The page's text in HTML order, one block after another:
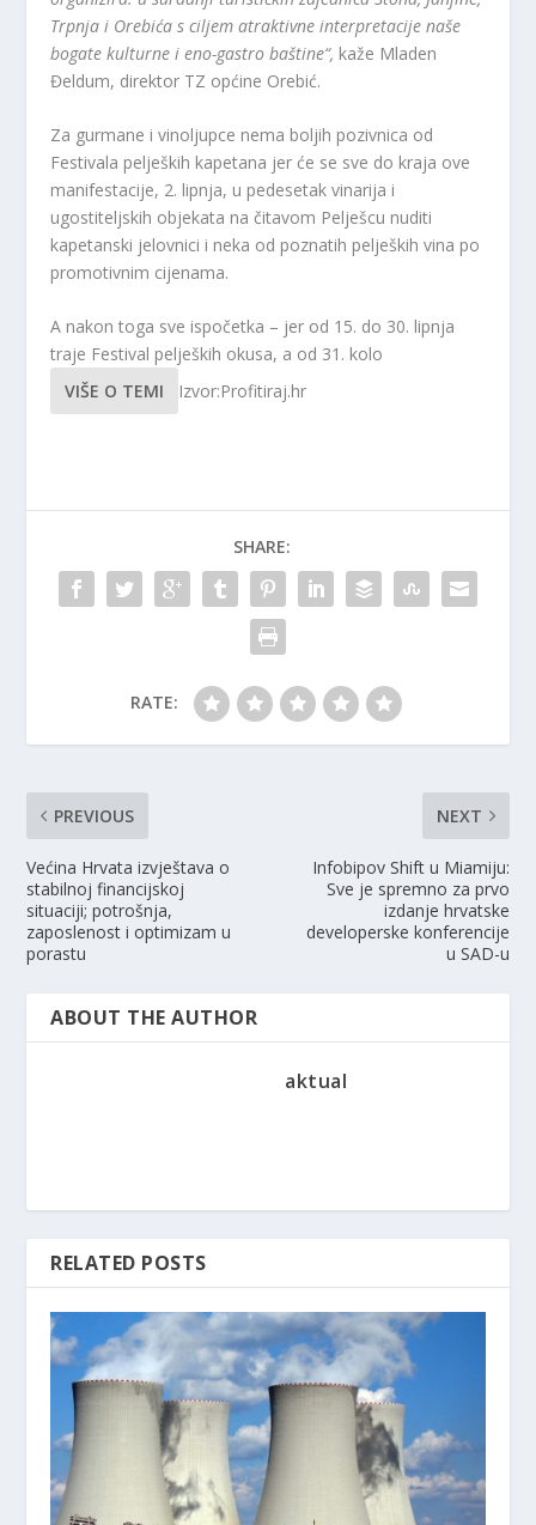
Trpnja i Orebića s ciljem atraktivne interpretacije naše
bogate kulturne i eno-gastro baštine“, kaže Mladen
Đeldum, direktor TZ općine Orebić.
Za gurmane i vinoljupce nema boljih pozivnica od
Festivala peljeških kapetana jer će se sve do kraja ove
manifestacije, 2. lipnja, u pedesetak vinarija i
ugostiteljskih objekata na čitavom Pelješcu nuditi
kapetanski jelovnici i neka od poznatih peljeških vina po
promotivnim cijenama.
A nakon toga sve ispočetka – jer od 15. do 30. lipnja
traje Festival peljeških okusa, a od 31. kolo
VIŠE O TEMI
Izvor:Profitiraj.hr
SHARE:
RATE:
PREVIOUS
Većina Hrvata izvještava o
stabilnoj financijskoj
situaciji; potrošnja,
zaposlenost i optimizam u
porastu
NEXT
Infobipov Shift u Miamiju:
Sve je spremno za prvo
izdanje hrvatske
developerske konferencije
u SAD-u
ABOUT THE AUTHOR
aktual
RELATED POSTS